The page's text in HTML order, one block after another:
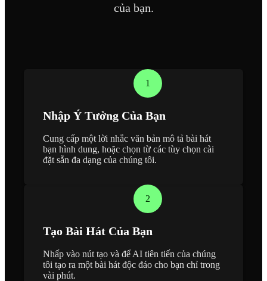
của bạn.
1
Nhập Ý Tưởng Của Bạn
Cung cấp một lời nhắc văn bản mô tả bài hát
bạn hình dung, hoặc chọn từ các tùy chọn cài
đặt sẵn đa dạng của chúng tôi.
2
Tạo Bài Hát Của Bạn
Nhấp vào nút tạo và để AI tiên tiến của chúng
tôi tạo ra một bài hát độc đáo cho bạn chỉ trong
vài phút.